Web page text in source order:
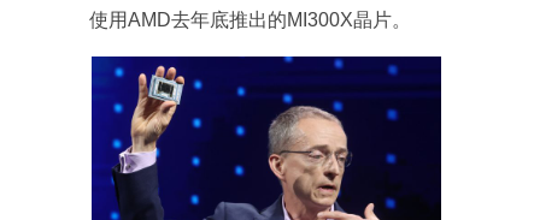
使用AMD去年底推出的MI300X晶片。